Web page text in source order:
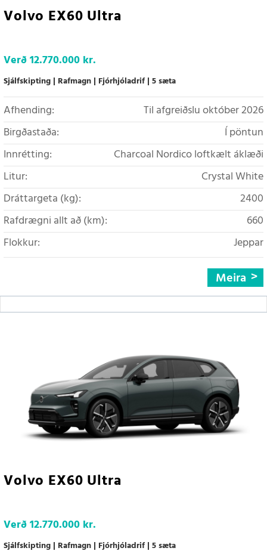
Volvo EX60 Ultra
Verð12.770.000 kr.
Sjálfskipting Rafmagn Fjórhjóladrif 5 sæta
Afhending:
Til afgreiðslu október 2026
Birgðastaða:
Í pöntun
Innrétting:
Charcoal Nordico loftkælt áklæði
Litur:
Crystal White
Dráttargeta (kg):
2400
Rafdrægni allt að (km):
660
Flokkur:
Jeppar
Meira
Volvo EX60 Ultra
Verð12.770.000 kr.
Sjálfskipting Rafmagn Fjórhjóladrif 5 sæta